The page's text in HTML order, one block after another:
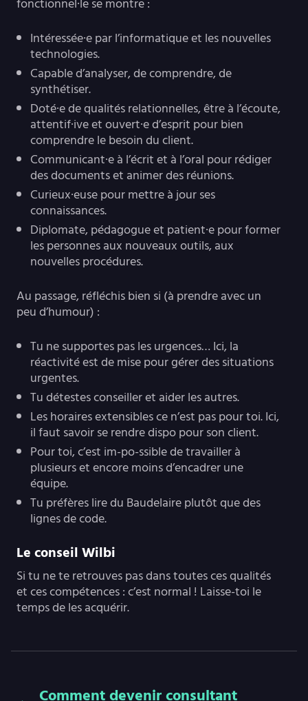
fonctionnel·le se montre :
Intéressée·e par l’informatique et les nouvelles
technologies.
Capable d’analyser, de comprendre, de
synthétiser.
Doté·e de qualités relationnelles, être à l’écoute,
attentif·ive et ouvert·e d’esprit pour bien
comprendre le besoin du client.
Communicant·e à l’écrit et à l’oral pour rédiger
des documents et animer des réunions.
Curieux·euse pour mettre à jour ses
connaissances.
Diplomate, pédagogue et patient·e pour former
les personnes aux nouveaux outils, aux
nouvelles procédures.
Au passage, réfléchis bien si (à prendre avec un
peu d’humour) :
Tu ne supportes pas les urgences… Ici, la
réactivité est de mise pour gérer des situations
urgentes.
Tu détestes conseiller et aider les autres.
Les horaires extensibles ce n’est pas pour toi. Ici,
il faut savoir se rendre dispo pour son client.
Pour toi, c’est im-po-ssible de travailler à
plusieurs et encore moins d’encadrer une
équipe.
Tu préfères lire du Baudelaire plutôt que des
lignes de code.
Le conseil Wilbi
Si tu ne te retrouves pas dans toutes ces qualités
et ces compétences : c’est normal ! Laisse-toi le
temps de les acquérir.
Comment devenir consultant